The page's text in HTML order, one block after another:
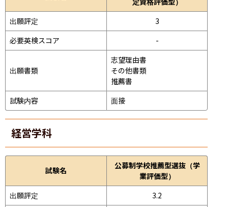
出願評定
3
必要英検スコア
-
出願書類
志望理由書
その他書類
推薦書
試験内容
面接
経営学科
試験名
公募制学校推薦型選抜（学
業評価型）
出願評定
3.2